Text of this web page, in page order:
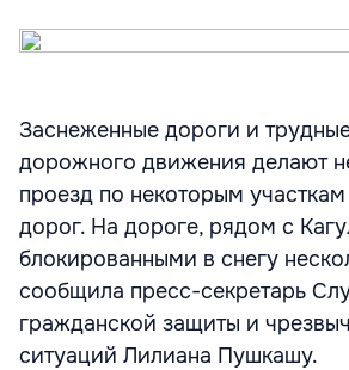
Заснеженные дороги и
дорожного движения делают
проезд по некоторым
дорог. На дороге, рядом с
блокированными в снегу
сообщила пресс-секретарь
гражданской защиты и
ситуаций Лилиана Пушкашу.